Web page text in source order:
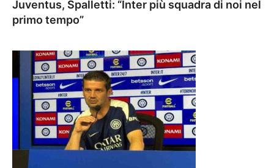
Juventus, Spalletti: “Inter più squadra di noi nel
primo tempo”